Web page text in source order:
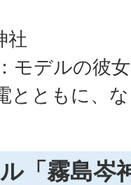
社
モデルの彼
とともに、
「霧島岑